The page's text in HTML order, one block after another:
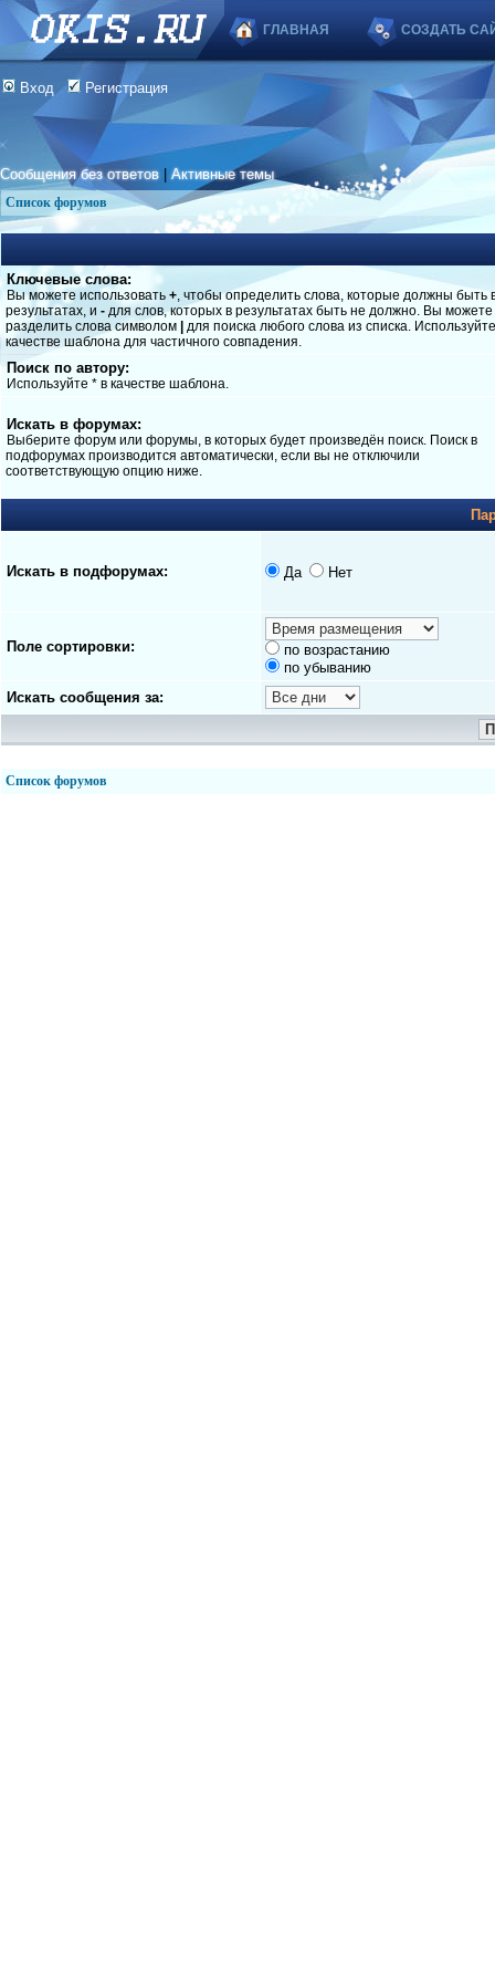
ГЛАВНАЯ СОЗДАТЬ
Вход Регистрация
Сообщения без ответов |Активные темы
Список форумов
Ключевые слова:
Вы можете использовать +, чтобы определить слова, которые должны быть
результатах, и - для слов, которых в результатах быть не должно. Вы можете
разделить слова символом
для поиска любого слова из списка.
качестве шаблона для частичного совпадения.
Поиск по автору:
Используйте * в качестве шаблона.
Искать в форумах:
Выберите форум или форумы, в которых будет произведён поиск. Поиск в
подфорумах производится автоматически, если вы не отключили
соответствующую опцию ниже.
Искать в подфорумах: Да Нет
Поле сортировки:
по возрастанию
по убыванию
Искать сообщения за:
Список форумов